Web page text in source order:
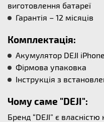
виготовлення батареї
Гарантія – 12 місяців
Комплектація:
Акумулятор DEJI
Фірмова упаковка
Інструкція з
Чому саме "DEJI":
Бренд “DEJI” є